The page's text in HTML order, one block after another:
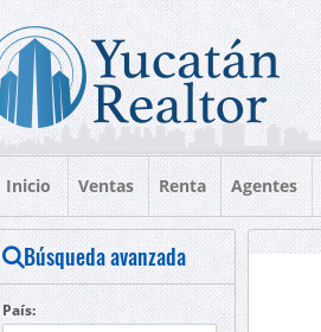
Inicio Ventas Renta Agentes
Búsqueda avanzada
País: